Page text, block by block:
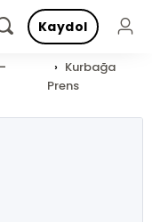
Kaydol
Kurbağa
Prens